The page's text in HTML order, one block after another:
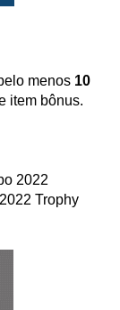
menos10
item bônus.
2022
Trophy